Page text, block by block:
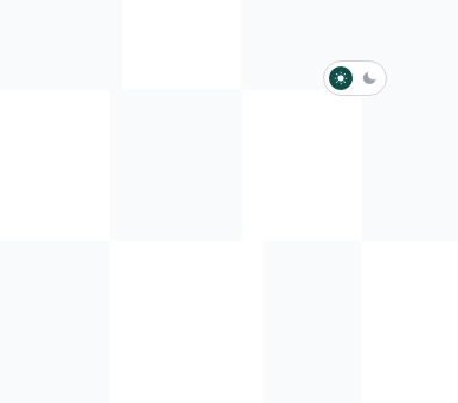
淺色模式
深色模式